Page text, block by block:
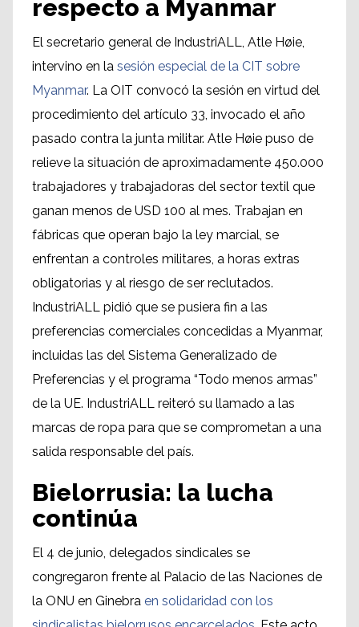
respecto a Myanmar
El secretario general de IndustriALL, Atle Høie,
intervino en la sesión especial de la CIT sobre
Myanmar. La OIT convocó la sesión en virtud del
procedimiento del artículo 33, invocado el año
pasado contra la junta militar. Atle Høie puso de
relieve la situación de aproximadamente 450.000
trabajadores y trabajadoras del sector textil que
ganan menos de USD 100 al mes. Trabajan en
fábricas que operan bajo la ley marcial, se
enfrentan a controles militares, a horas extras
obligatorias y al riesgo de ser reclutados.
IndustriALL pidió que se pusiera fin a las
preferencias comerciales concedidas a Myanmar,
incluidas las del Sistema Generalizado de
Preferencias y el programa “Todo menos armas”
de la UE. IndustriALL reiteró su llamado a las
marcas de ropa para que se comprometan a una
salida responsable del país.
Bielorrusia: la lucha
continúa
El 4 de junio, delegados sindicales se
congregaron frente al Palacio de las Naciones de
la ONU en Ginebra en solidaridad con los